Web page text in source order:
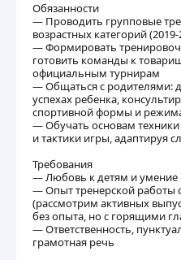
Обязанности
— Проводить групповые
возрастных категорий (2019-
— Формировать
готовить команды к
официальным турнирам
— Общаться с родителями:
успехах ребенка,
спортивной формы и
— Обучать основам
и тактики игры, адаптируя
Требования
— Любовь к детям и
— Опыт тренерской работы
(рассмотрим активных
без опыта, но с горящими
— Ответственность,
грамотная речь